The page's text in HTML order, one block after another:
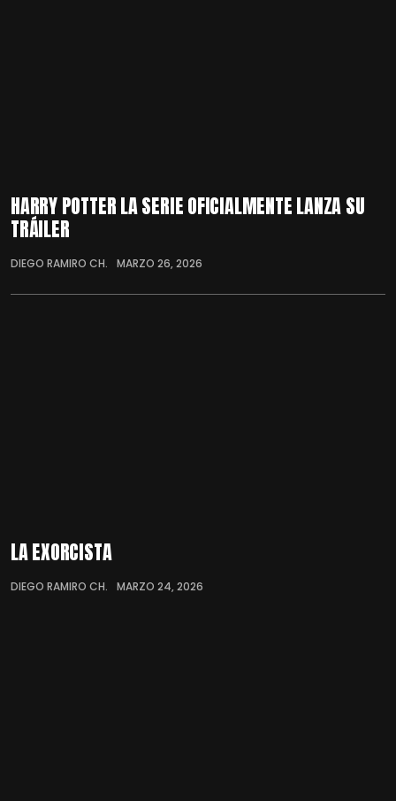
HARRY POTTER LA SERIE OFICIALMENTE LANZA SU
TRÁILER
DIEGO RAMIRO CH. MARZO 26, 2026
LA EXORCISTA
DIEGO RAMIRO CH. MARZO 24, 2026